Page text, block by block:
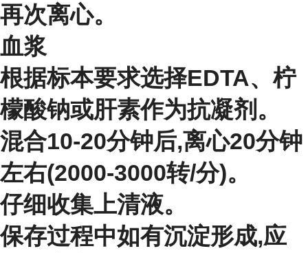
再次离心。
血浆
根据标本要求选择EDTA、柠
檬酸钠或肝素作为抗凝剂。
混合10-20分钟后,离心20分钟
左右(2000-3000转/分)。
仔细收集上清液。
保存过程中如有沉淀形成,应